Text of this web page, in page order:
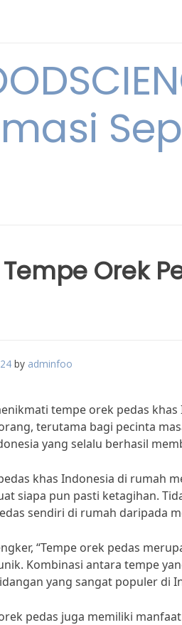
Orek
by adminfoo
tempe orek pedas
terutama bagi pecinta
yang selalu berhasil
khas Indonesia di rumah
siapa pun pasti ketagihan.
sendiri di rumah daripada
“Tempe orek pedas
Kombinasi antara tempe
yang sangat populer di
pedas juga memiliki